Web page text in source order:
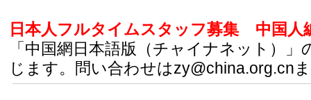
日本人フルタイムスタッフ募集
中国人
「中国網日本語版（チャイナネット）」
じます。問い合わせはzy@china.org.cn